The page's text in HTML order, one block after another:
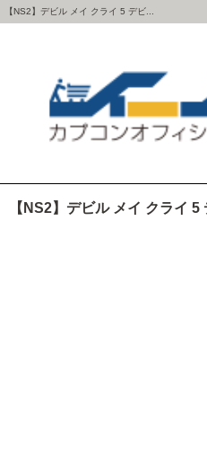
【NS2】デビル メイ クライ 5 デビ...
【NS2】デビル メイ クライ